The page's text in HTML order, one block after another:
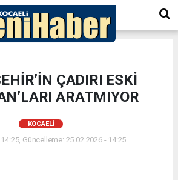
ÇADIRI ESKİ
ARATMIYOR
KOCAELİ
Güncelleme: 25.02.2026 - 14:25